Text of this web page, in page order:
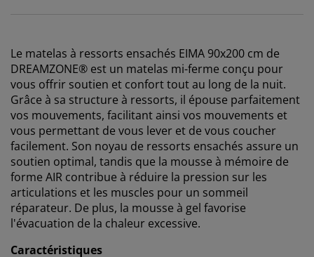
Le matelas à ressorts ensachés EIMA 90x200 cm de
DREAMZONE® est un matelas mi-ferme conçu pour
vous offrir soutien et confort tout au long de la nuit.
Grâce à sa structure à ressorts, il épouse parfaitement
vos mouvements, facilitant ainsi vos mouvements et
vous permettant de vous lever et de vous coucher
facilement. Son noyau de ressorts ensachés assure un
soutien optimal, tandis que la mousse à mémoire de
forme AIR contribue à réduire la pression sur les
articulations et les muscles pour un sommeil
réparateur. De plus, la mousse à gel favorise
l'évacuation de la chaleur excessive.
Caractéristiques